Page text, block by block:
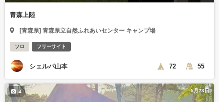
青森上陸
[青森県] 青森県立自然ふれあいセンター キャンプ場
ソロ フリーサイト
シェルパ山本 72 55
5月23日
4